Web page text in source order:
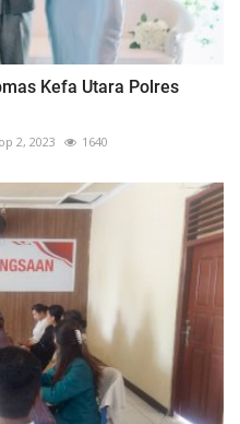
Kefa Utara Polres
2, 2023 1640